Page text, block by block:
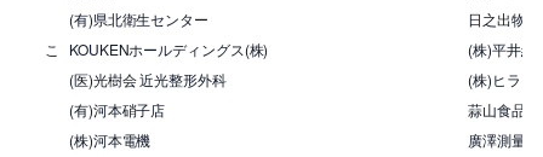
(有)県北衛生センター
日之出物
こ
KOUKENホールディングス(株)
(株)平井組
(医)光樹会 近光整形外科
(株)ヒラタ
(有)河本硝子店
蒜山食品
(株)河本電機
廣澤測量